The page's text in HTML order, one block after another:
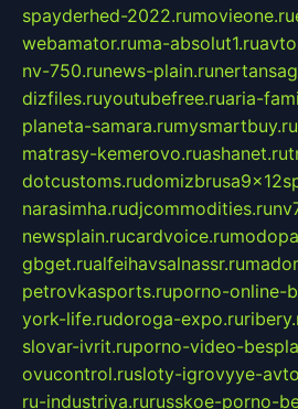
spayderhed-2022.rumovieone.ru
webamator.ruma-absolut1.ru
nv-750.runews-plain.ru
dizfiles.ruyoutubefree.ruaria-
planeta-samara.rumysmartbuy.ru
matrasy-kemerovo.ruashanet.ru
dotcustoms.ru
narasimha.rudjcommodities.ru
newsplain.rucardvoice.ru
gbget.rualfeihavsalnassr.ru
petrovkasports.ruporno-online-
york-life.rudoroga-expo.ru
slovar-ivrit.ruporno-video-
ovucontrol.rusloty-igrovyye-
ru-industriya.rurusskoe-porno-